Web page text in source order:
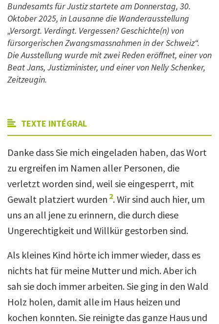
Bundesamts für Justiz startete am Donnerstag, 30.
Oktober 2025, in Lausanne die Wanderausstellung
„Versorgt. Verdingt. Vergessen? Geschichte(n) von
fürsorgerischen Zwangsmassnahmen in der Schweiz“.
Die Ausstellung wurde mit zwei Reden eröffnet, einer von
Beat Jans, Justizminister, und einer von Nelly Schenker,
Zeitzeugin.
TEXTE INTÉGRAL
Danke dass Sie mich eingeladen haben, das Wort
zu ergreifen im Namen aller Personen, die
verletzt worden sind, weil sie eingesperrt, mit
Gewalt platziert wurden 2. Wir sind auch hier, um
uns an all jene zu erinnern, die durch diese
Ungerechtigkeit und Willkür gestorben sind.
Als kleines Kind hörte ich immer wieder, dass es
nichts hat für meine Mutter und mich. Aber ich
sah sie doch immer arbeiten. Sie ging in den Wald
Holz holen, damit alle im Haus heizen und
kochen konnten. Sie reinigte das ganze Haus und